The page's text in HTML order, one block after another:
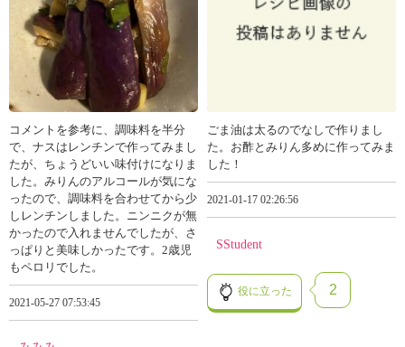
コメントを参考に、調味料を半分
で、ナスはレンチンで作ってみまし
たが、ちょうどいい味付けになりま
した。みりんのアルコールが気にな
ったので、調味料を合わせてから少
しレンチンしました。ニンニクが無
かったので入れませんでしたが、さ
っぱりと美味しかったです。2歳児
もペロリでした。
2021-05-27 07:53:45
ごま油は太るのでなしで作りまし
た。お酢とみりん多めに作ってみま
した！
2021-01-17 02:26:56
SStudent
役に立った 2